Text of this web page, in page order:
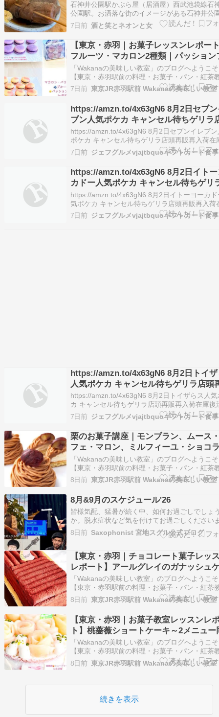
石神井公園駅かぶら屋（居酒屋）西武池袋線石
公園駅。お洒落な街のイメージがある石神井公
駅前にこの店がある。コスパ抜群の居酒屋チェ
ン。仕事終わりに一杯やりに入った。カウンタ
に座る。まず生ビール。冷えたビールが旨い。
チパネルで料理は注文する。名物の黒おでんと
とん…
7日前 酒と笑とネオンと女
【東京・赤羽｜お菓子レッスンレポー
フルーツ・マカロン2種類｜パッション
ーツ、ブルーベリー
「Wakanaの美味しい教室」のブログへようこ
【東京・赤羽駅前の料理・お菓子・パン・紅茶
室】池袋9分、新宿14分、大宮15分、渋谷20分
京16分、浜松町24分好アクセス！ 【プライベ
ッスン専門】お菓子・料理・パン・紅茶のマン
マンレッスン♪親子やお友達との2…
7日前
https://amzn.to/4x63gN6 8月2日セブ
ブン人気ポケカ キャンセル待ちゲリラ
再販再入荷在庫復活販売情報各店舗 〓
ームエメラルダ 〓スターターセットex
は本日も開始〓 スレッド札幌仙台東京
寺八王子千葉名古屋京都広島福岡長崎
茨城
https://amzn.to/4x63gN6 8月2日セブンイレブン
ポケカ キャンセル待ちゲリラ店頭再販再入荷在
活販売情報各店舗 〓ストームエメラルダ 〓ス
ーセットex 販売は本日も開始〓 スレッド札幌
京都内秋葉原池袋梅田博多広島横浜町田新宿吉
八王子千…
7日前
https://amzn.to/4x63gN6 8月2日イト
カドー人気ポケカ キャンセル待ちゲリ
頭再販再入荷在庫復活販売情報各店舗
トームエメラルダ 〓スターターセット
売は本日も開始〓 スレッド札幌仙台東
https://amzn.to/4x63gN6 8月2日イトーヨーカド
気ポケカ キャンセル待ちゲリラ店頭再販再入荷
復活販売情報各店舗 〓ストームエメラルダ 〓
ターセットex 販売は本日も開始〓 スレッド札
7日前
https://amzn.to/4x63gN6 8月2日トイ
人気ポケカ キャンセル待ちゲリラ店頭
再入荷在庫復活販売情報各店舗 〓スト
エメラルダ 〓スターターセットex 販売
日も開始〓 スレッド札幌仙台東京都内
王子千葉名古屋京都広島福岡長崎沖縄
https://amzn.to/4x63gN6 8月2日トイザらス人気
カ キャンセル待ちゲリラ店頭再販再入荷在庫復
売情報各店舗 〓ストームエメラルダ 〓スター
ットex 販売は本日も開始〓 スレッド札幌仙台
内秋葉原池袋梅田博多広島横浜町田新宿吉祥寺
子千葉名…
7日前
栗のお菓子講座｜モンブラン、ムース
フェ・マロン、ミルフィーユ・ショコ
マロン他
「Wakanaの美味しい教室」のブログへようこ
【東京・赤羽駅前の料理・お菓子・パン・紅茶
室】池袋9分、新宿14分、大宮15分、渋谷20分
京16分、浜松町24分好アクセス！ 【プライベ
ッスン専門】お菓子・料理・パン・紅茶のマン
マンレッスン♪親子やお友達との2…
8日前
8月&9月のスケジュール'26
皆様気配、猛暑が続く中、如何お過ごしでしょ
か。脱水症状など気を付けてお過ごしください
せ。さて、８月は阿佐ヶ谷マンハッタンで若手
ージシャンと新しいプロジェクトを開始します
摩南野サンマルク：勝見比砂子(p)４＜原山勇
8日前 Saxophonist 宮地スグル公式ブログ
【東京・赤羽｜チョコレート菓子レッ
レポート】アールグレイのガナッシュ
キ～ダブルレッスン
「Wakanaの美味しい教室」のブログへようこ
【東京・赤羽駅前の料理・お菓子・パン・紅茶
室】池袋9分、新宿14分、大宮15分、渋谷20分
京16分、浜松町24分好アクセス！ 【プライベ
ッスン専門】お菓子・料理・パン・紅茶のマン
マンレッスン♪親子やお友達との2…
8日前
【東京・赤羽｜お菓子教室レッスンレ
ト】桃薔薇ショートケーキ～2メニュー
受講ダブルレッスン
「Wakanaの美味しい教室」のブログへようこ
【東京・赤羽駅前の料理・お菓子・パン・紅茶
室】池袋9分、新宿14分、大宮15分、渋谷20分
京16分、浜松町24分好アクセス！ 【プライベ
マンレッスン♪親子やお友達との2…
8日前
続きを表示